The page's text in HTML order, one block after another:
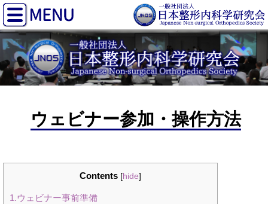
ウェビナー参加・操作方法
Contents [hide]
1.ウェビナー事前準備